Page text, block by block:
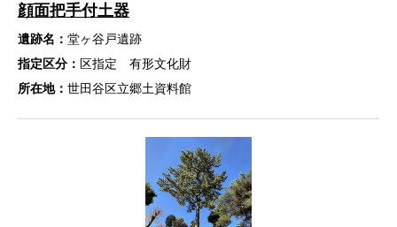
顔面把手付土器
遺跡名： 堂ヶ谷戸遺跡
指定区分： 区指定 有形文化財
所在地： 世田谷区立郷土資料館